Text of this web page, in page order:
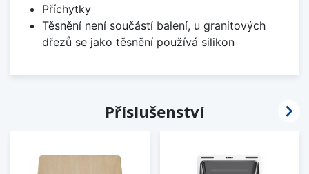
Příchytky
Těsnění není součástí balení, u granitových
dřezů se jako těsnění používá silikon
Příslušenství 